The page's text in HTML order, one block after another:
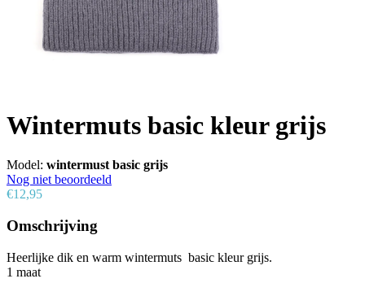
Wintermuts basic kleur grijs
Model: wintermust basic grijs
Nog niet beoordeeld
€12,95
Omschrijving
Heerlijke dik en warm wintermuts basic kleur grijs.
1 maat